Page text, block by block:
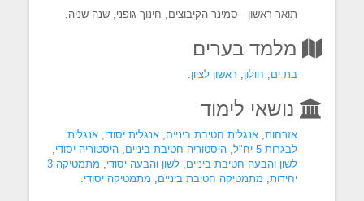
תואר ראשון - סמינר הקיבוצים, חינוך גופני, שנה שניה.
מלמד בערים
בת ים, חולון, ראשון לציון.
נושאי לימוד
אזרחות, אנגלית חטיבת ביניים, אנגלית יסודי, אנגלית
לבגרות 5 יח"ל
, היסטוריה חטיבת ביניים, היסטוריה יסודי,
לשון והבעה חטיבת ביניים, לשון והבעה יסודי,
מתמטיקה 3
יחידות, מתמטיקה חטיבת ביניים, מתמטיקה יסודי.